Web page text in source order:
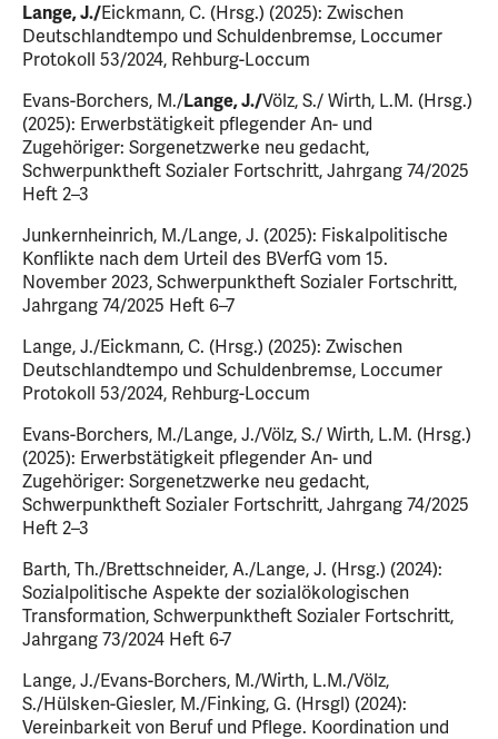
Lange, J./Eickmann, C. (Hrsg.) (2025): Zwischen
Deutschlandtempo und Schuldenbremse, Loccumer
Protokoll 53/2024, Rehburg-Loccum
Evans-Borchers, M./Lange, J./Völz, S./ Wirth, L.M. (Hrsg.)
(2025): Erwerbstätigkeit pflegender An- und
Zugehöriger: Sorgenetzwerke neu gedacht,
Schwerpunktheft Sozialer Fortschritt, Jahrgang 74/2025
Heft 2–3
Junkernheinrich, M./Lange, J. (2025): Fiskalpolitische
Konflikte nach dem Urteil des BVerfG vom 15.
November 2023, Schwerpunktheft Sozialer Fortschritt,
Jahrgang 74/2025 Heft 6–7
Lange, J./Eickmann, C. (Hrsg.) (2025): Zwischen
Deutschlandtempo und Schuldenbremse, Loccumer
Protokoll 53/2024, Rehburg-Loccum
Evans-Borchers, M./Lange, J./Völz, S./ Wirth, L.M. (Hrsg.)
(2025): Erwerbstätigkeit pflegender An- und
Zugehöriger: Sorgenetzwerke neu gedacht,
Schwerpunktheft Sozialer Fortschritt, Jahrgang 74/2025
Heft 2–3
Barth, Th./Brettschneider, A./Lange, J. (Hrsg.) (2024):
Sozialpolitische Aspekte der sozialökologischen
Transformation, Schwerpunktheft Sozialer Fortschritt,
Jahrgang 73/2024 Heft 6-7
Lange, J./Evans-Borchers, M./Wirth, L.M./Völz,
S./Hülsken-Giesler, M./Finking, G. (Hrsgl) (2024):
Vereinbarkeit von Beruf und Pflege. Koordination und